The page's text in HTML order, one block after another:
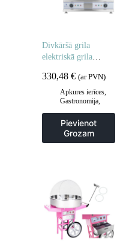
Divkāršā grila
elektriskā grila
330,48 € (ar PVN)
Apkures ierīces,
Gastronomija,
sildīšanas
plāksnes,Grila
šķīvji,Virtuve
Pievienot
Grozam